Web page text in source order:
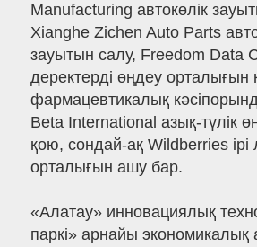
Manufacturing автокөлік
Xianghe Zichen Auto Parts
зауытын салу, Freedom Data
деректерді өңдеу орталығын
фармацевтикалық
Beta International азық-түлік
қою, сондай-ақ Wildberries ірі
орталығын ашу бар.
«Алатау» инновациялық
паркі» арнайы